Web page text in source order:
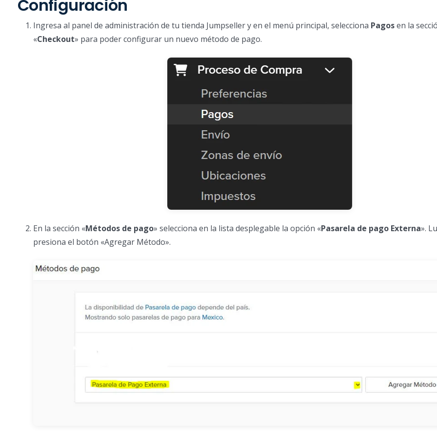
Configuración
Ingresa al panel de administración de tu tienda Jumpseller y en el menú principal, selecciona Pagosen la
«Checkout» para poder configurar un nuevo método de pago.
En la sección «Métodos de pago» selecciona en la lista desplegable la opción «Pasarela de pago Externa».
presiona el botón «Agregar Método».